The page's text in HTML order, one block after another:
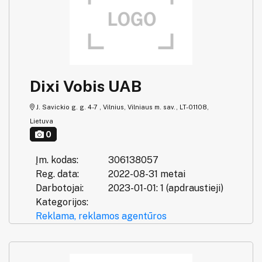
Dixi Vobis UAB
J. Savickio g. g. 4-7 , Vilnius, Vilniaus m. sav., LT-01108,
Lietuva
0
Įm. kodas:
306138057
Reg. data:
2022-08-31 metai
Darbotojai:
2023-01-01: 1 (apdraustieji)
Kategorijos:
Reklama, reklamos agentūros